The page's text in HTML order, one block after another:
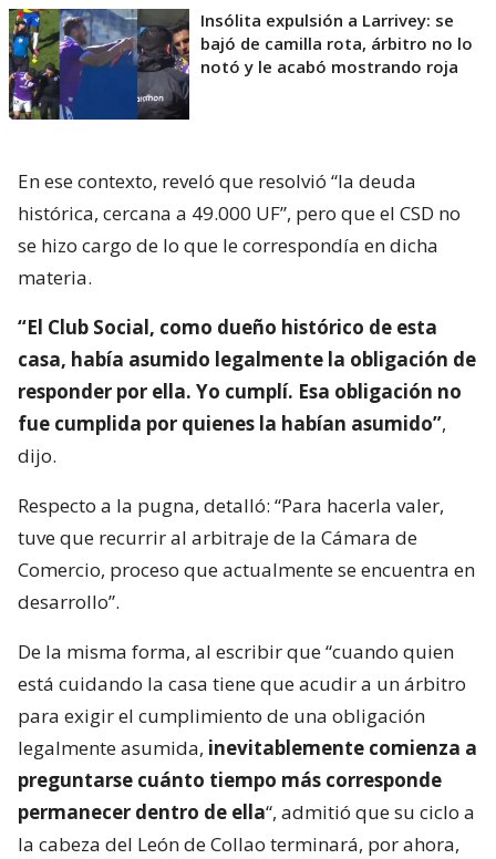
Insólita expulsión a Larrivey: se
bajó de camilla rota, árbitro no lo
notó y le acabó mostrando roja
En ese contexto, reveló que resolvió “la deuda
histórica, cercana a 49.000 UF”, pero que el CSD no
se hizo cargo de lo que le correspondía en dicha
materia.
“El Club Social, como dueño histórico de esta
casa, había asumido legalmente la obligación de
responder por ella. Yo cumplí. Esa obligación no
fue cumplida por quienes la habían asumido”,
dijo.
Respecto a la pugna, detalló: “Para hacerla valer,
tuve que recurrir al arbitraje de la Cámara de
Comercio, proceso que actualmente se encuentra en
desarrollo”.
De la misma forma, al escribir que “cuando quien
está cuidando la casa tiene que acudir a un árbitro
para exigir el cumplimiento de una obligación
legalmente asumida, inevitablemente comienza a
preguntarse cuánto tiempo más corresponde
permanecer dentro de ella“, admitió que su ciclo a
la cabeza del León de Collao terminará, por ahora,